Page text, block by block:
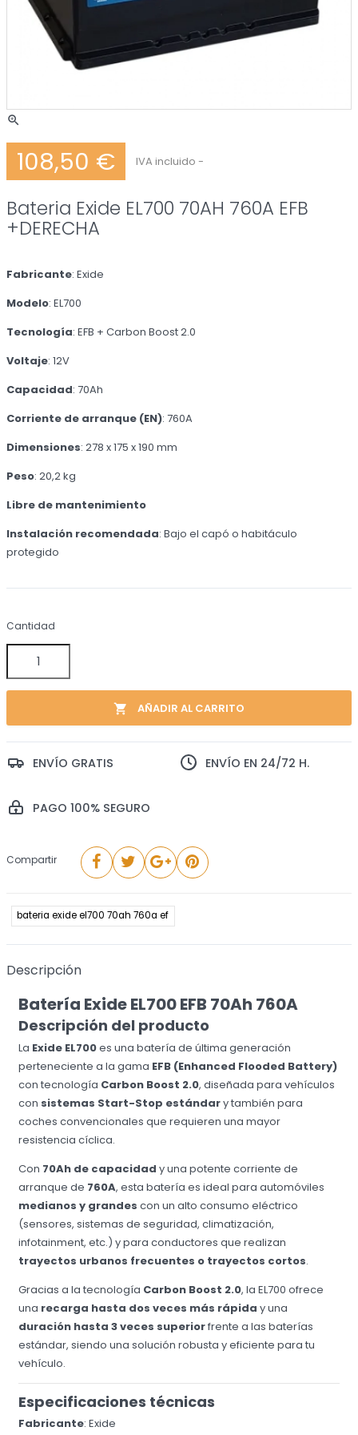
zoom_in
IVA incluido
108,50 €
Bateria Exide EL700 70AH 760A EFB
+DERECHA
Fabricante: Exide
Modelo: EL700
Tecnología: EFB + Carbon Boost 2.0
Voltaje: 12V
Capacidad: 70Ah
Corriente de arranque (EN): 760A
Dimensiones: 278 x 175 x 190 mm
Peso: 20,2 kg
Libre de mantenimiento
Instalación recomendada: Bajo el capó o habitáculo
protegido
Cantidad
local_grocery_store AÑADIR AL CARRITO
ENVÍO GRATIS ENVÍO EN 24/72 H.
PAGO 100% SEGURO
Compartir
bateria exide el700 70ah 760a ef
Descripción
Batería Exide EL700 EFB 70Ah 760A
Descripción del producto
La Exide EL700es una batería de última generación
perteneciente a la gama EFB (Enhanced Flooded Battery)
con tecnología Carbon Boost 2.0, diseñada para vehículos
con sistemas Start-Stop estándary también para
coches convencionales que requieren una mayor
resistencia cíclica.
Con 70Ah de capacidad y una potente corriente de
arranque de 760A, esta batería es ideal para automóviles
medianos y grandes con un alto consumo eléctrico
(sensores, sistemas de seguridad, climatización,
infotainment, etc.) y para conductores que realizan
trayectos urbanos frecuentes o trayectos cortos.
Gracias a la tecnología Carbon Boost 2.0, la EL700 ofrece
una recarga hasta dos veces más rápida y una
duración hasta 3 veces superiorfrente a las baterías
estándar, siendo una solución robusta y eficiente para tu
vehículo.
Especificaciones técnicas
Fabricante: Exide